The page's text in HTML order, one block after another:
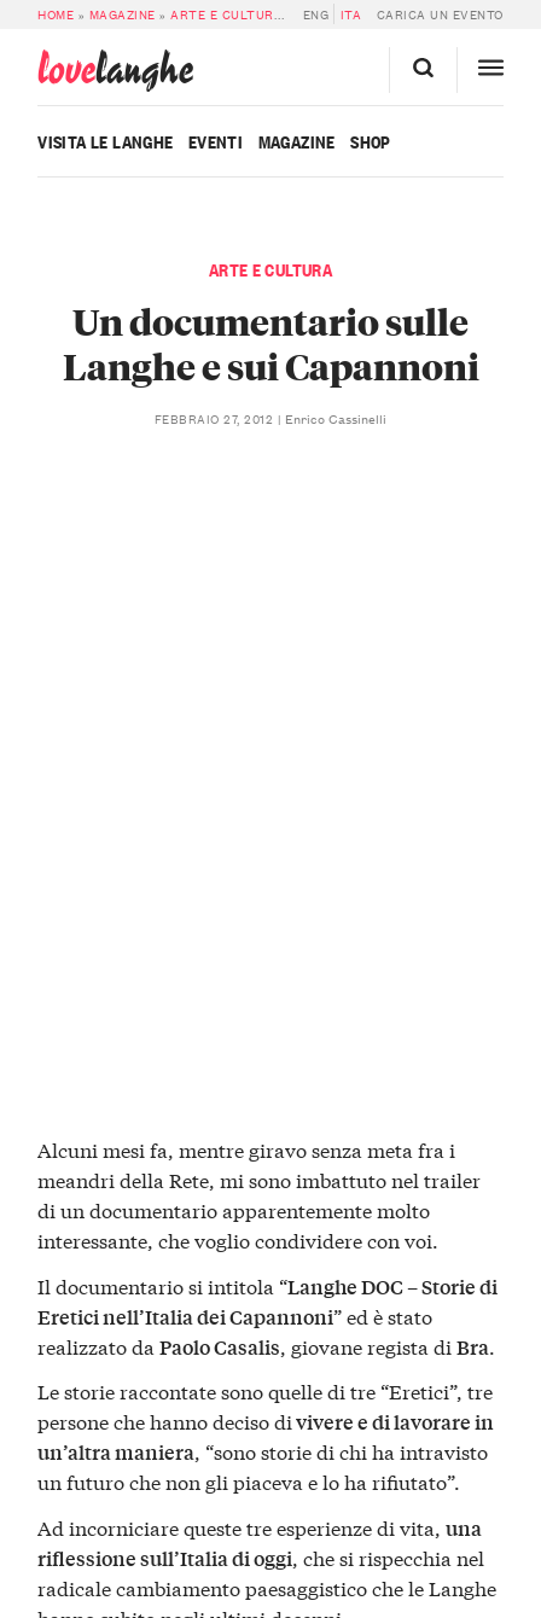
HOME » MAGAZINE »ARTE E CULTURA » UN DOCUMENTARIO SULLE LANGHE
ENG ITA CARICA UN EVENTO
lovelanghe
VISITA LE LANGHE EVENTI MAGAZINE SHOP
ARTE E CULTURA
Un documentario sulle
Langhe e sui Capannoni
FEBBRAIO 27, 2012 Enrico Cassinelli
Alcuni mesi fa, mentre giravo senza meta fra i
meandri della Rete, mi sono imbattuto nel trailer
di un documentario apparentemente molto
interessante, che voglio condividere con voi.
Il documentario si intitola “Langhe DOC – Storie di
Eretici nell’Italia dei Capannoni” ed è stato
realizzato daPaolo Casalis , giovane regista diBra
Le storie raccontate sono quelle di tre “Eretici”, tre
persone che hanno deciso divivere e di lavorare in
un’altra maniera, “sono storie di chi ha intravisto
un futuro che non gli piaceva e lo ha rifiutato”.
Ad incorniciare queste tre esperienze di vita,una
riflessione sull’Italia di oggi, che si rispecchia nel
radicale cambiamento paesaggistico che le Langhe